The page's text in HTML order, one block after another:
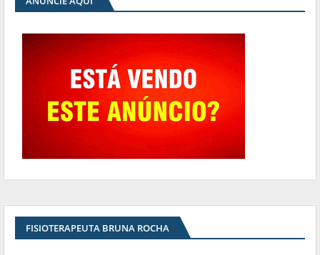
FISIOTERAPEUTA BRUNA ROCHA